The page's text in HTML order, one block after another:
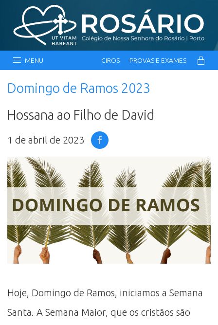
MENU CIROS PROVAS E EXAMES
Domingo de Ramos 2023
Hossana ao Filho de David
1 de abril de 2023
Hoje, Domingo de Ramos, iniciamos a Semana
Santa. A Semana Maior, que os cristãos são